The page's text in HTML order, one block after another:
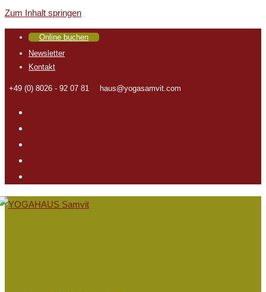
Zum Inhalt springen
Online buchen
Newsletter
Kontakt
+49 (0) 8026 - 92 07 81 haus@yogasamvit.com